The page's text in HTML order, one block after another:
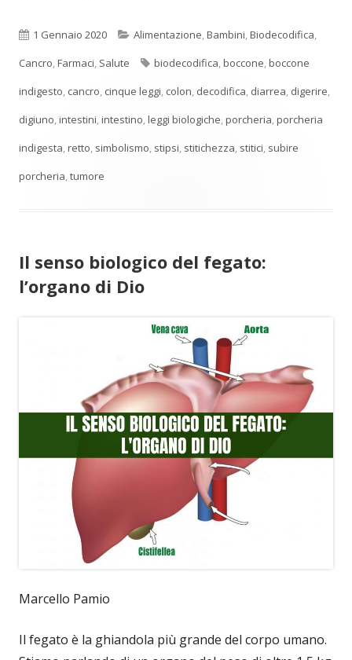
Pubblicato
1 Gennaio 2020 Categorie
Alimentazione,Bambini,Biodecodifica,
Cancro,Farmaci, Salute Tag
biodecodifica,boccone,boccone
indigesto, cancro, cinque leggi, colon, decodifica, diarrea, digerire,
digiuno,intestini,intestino,leggi biologiche,porcheria,porcheria
indigesta,retto, simbolismo, stipsi, stitichezza, stitici, subire
porcheria,tumore
Il senso biologico del fegato:
l’organo di Dio
Marcello Pamio
Il fegato è la ghiandola più grande del corpo umano.